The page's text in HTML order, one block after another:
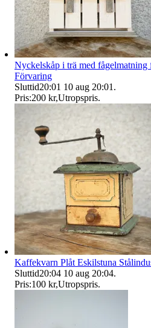
Nyckelskåp i trä med fågelmatning
Förvaring
Sluttid20:01 10 aug 20:01 .
Pris:200 kr,Utropspris.
Kaffekvarn Plåt Eskilstuna
Sluttid20:04 10 aug 20:04.
Pris:100 kr,Utropspris.